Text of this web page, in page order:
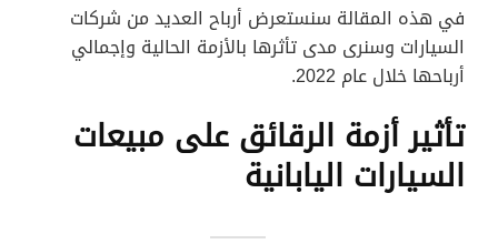
في هذه المقالة سنستعرض أرباح العديد من شركات
السيارات وسنرى مدى تأثرها بالأزمة الحالية وإجمالي
أرباحها خلال عام 2022.
تأثير أزمة الرقائق على مبيعات
السيارات اليابانية